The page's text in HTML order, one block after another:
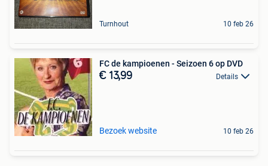
Turnhout 10 feb 26
FC de kampioenen - Seizoen 6 op DVD
€ 13,99 Details
Bezoek website 10 feb 26